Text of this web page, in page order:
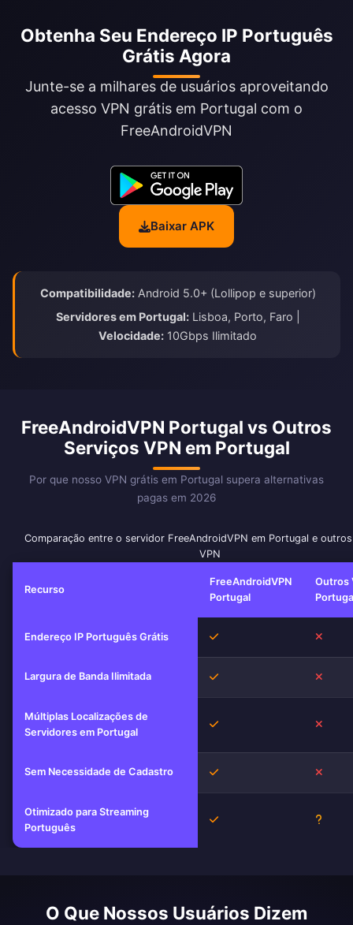
Obtenha Seu Endereço IP Português
Grátis Agora
Junte-se a milhares de usuários aproveitando
acesso VPN grátis em Portugal com o
FreeAndroidVPN
Baixar APK
Compatibilidade:Android 5.0+ (Lollipop e superior)
Servidores em Portugal:Lisboa, Porto, Faro |
Velocidade: 10Gbps Ilimitado
FreeAndroidVPN Portugal vs Outros
Serviços VPN em Portugal
Por que nosso VPN grátis em Portugal supera alternativas
pagas em 2026
Comparação entre o servidor FreeAndroidVPN em Portugal e
VPN
Recurso
FreeAndroidVPN
Portugal
Outros
Endereço IP Português Grátis Sim
Largura de Banda Ilimitada Sim
Múltiplas Localizações de
Servidores em Portugal
Sim
Sem Necessidade de Cadastro Sim
Otimizado para Streaming
Português
Sim
O Que Nossos Usuários Dizem